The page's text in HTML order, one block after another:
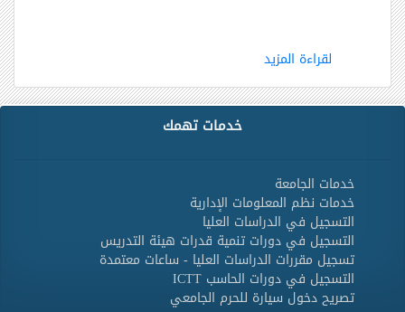
لقراءة المزيد
خدمات تهمك
خدمات الجامعة
خدمات نظم المعلومات الإدارية
التسجيل في الدراسات العليا
التسجيل في دورات تنمية قدرات هيئة التدريس
تسجيل مقررات الدراسات العليا - ساعات معتمدة
التسجيل في دورات الحاسب ICTT
تصريح دخول سيارة للحرم الجامعي